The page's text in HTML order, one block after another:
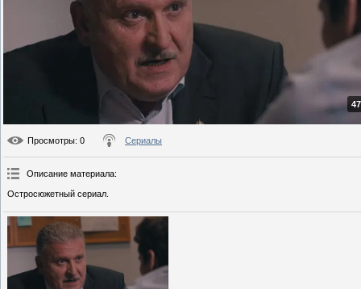
Просмотры: 0 Сериалы
Описание материала:
Остросюжетный сериал.